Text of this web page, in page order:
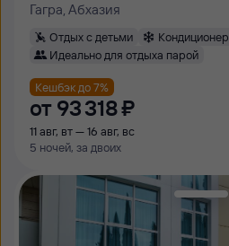
Гагра, Абхазия
Отдых с детьми Кондиционер
Идеально для отдыха парой
Кешбэк до 7%
от 93 ⁠318 ⁠₽
11 авг, вт — 16 авг, вс
5 ночей, за двоих